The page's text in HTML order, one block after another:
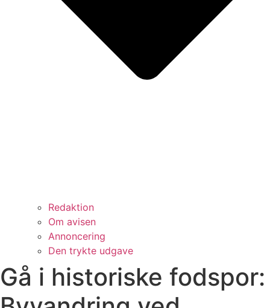
Redaktion
Om avisen
Annoncering
Den trykte udgave
Gå i historiske fodspor: